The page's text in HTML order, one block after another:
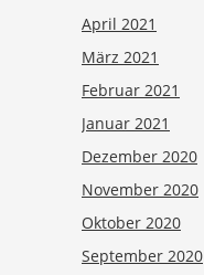
April 2021
März 2021
Februar 2021
Januar 2021
Dezember 2020
November 2020
Oktober 2020
September 2020